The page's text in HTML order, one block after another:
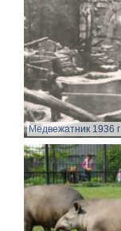
Медвежатник 1936 г